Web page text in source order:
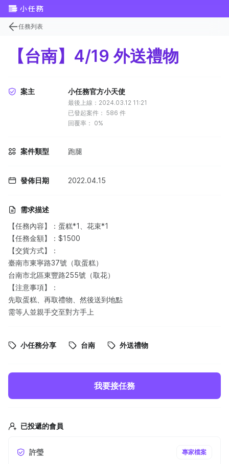
任務列表
【台南】4/19 外送禮物
案主 小任務官方小天使
最後上線：2024.03.12 11:21
已發起案件： 586 件
回覆率： 0%
案件類型 跑腿
發佈日期 2022.04.15
需求描述
【任務內容】：蛋糕*1、花束*1
【任務金額】：$1500
【交貨方式】：
臺南市東寧路37號（取蛋糕）
台南市北區東豐路255號（取花）
【注意事項】：
先取蛋糕、再取禮物、然後送到地點
需等人並親手交至對方手上
小任務分享 台南 外送禮物
我要接任務
已投遞的會員
許瑩 專家檔案